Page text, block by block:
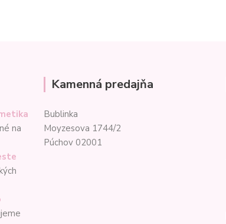
na
Kamenná predajňa
Bublinka
Moyzesova 1744/2
Púchov 02001